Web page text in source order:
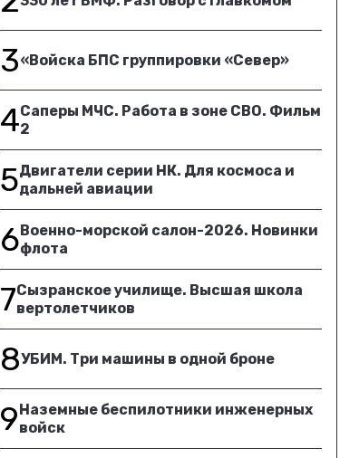
3«Войска БПС группировки «Север»
4Саперы МЧС. Работа в зоне СВО. Фильм
2
5Двигатели серии НК. Для космоса и
дальней авиации
6Военно-морской салон-2026. Новинки
флота
7Сызранское училище. Высшая школа
вертолетчиков
8УБИМ. Три машины в одной броне
9Наземные беспилотники инженерных
войск